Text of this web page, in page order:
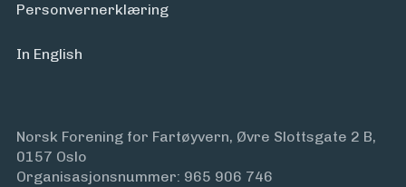
Personvern­erklæring
In English
Norsk Forening for Fartøyvern, Øvre Slottsgate 2 B,
0157 Oslo
Organisasjonsnummer: 965 906 746